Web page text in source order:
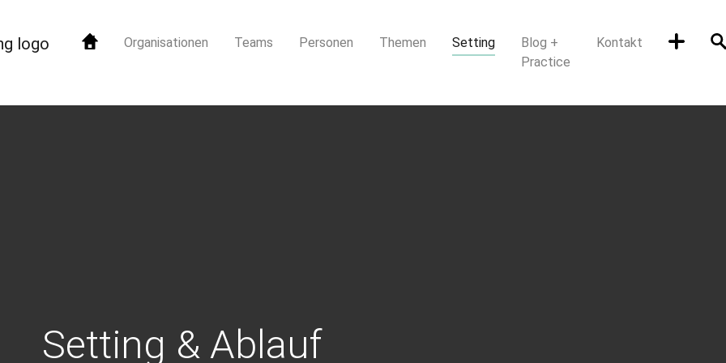
Organisationen Teams Personen Themen Setting(current)
Blog +
Practice
Kontakt
Setting & Ablauf